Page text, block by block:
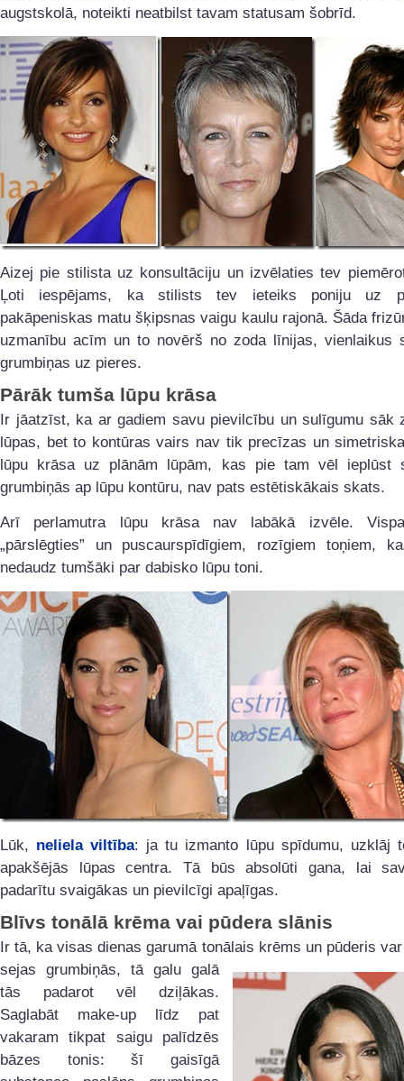
augstskolā, noteikti neatbilst tavam statusam šobrīd.
Aizej pie stilista uz konsultāciju un izvēlaties tev
Ļoti iespējams, ka stilists tev ieteiks poniju uz
pakāpeniskas matu šķipsnas vaigu kaulu rajonā. Šāda
uzmanību acīm un to novērš no zoda līnijas, vienlaikus
grumbiņas uz pieres.
Pārāk tumša lūpu krāsa
Ir jāatzīst, ka ar gadiem savu pievilcību un sulīgumu sāk
lūpas, bet to kontūras vairs nav tik precīzas un
lūpu krāsa uz plānām lūpām, kas pie tam vēl ieplūst
grumbiņās ap lūpu kontūru, nav pats estētiskākais skats.
Arī perlamutra lūpu krāsa nav labākā izvēle.
„pārslēgties” un puscaurspīdīgiem, rozīgiem toņiem,
nedaudz tumšāki par dabisko lūpu toni.
Lūk, neliela viltība: ja tu izmanto lūpu spīdumu, uzklāj
apakšējās lūpas centra. Tā būs absolūti gana, lai
padarītu svaigākas un pievilcīgi apaļīgas.
Blīvs tonālā krēma vai pūdera slānis
Ir tā, ka visas dienas garumā tonālais krēms un pūderis
sejas grumbiņās, tāgalu galā
tās padarot vēl dziļākas.
Saglabāt make-up līdz pat
vakaram tikpat saigu palīdzēs
bāzes tonis: šī gaisīgā